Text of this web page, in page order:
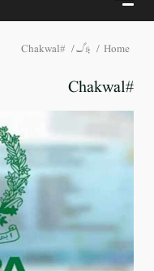
Home بلاگ #Chakwal
#Chakwal